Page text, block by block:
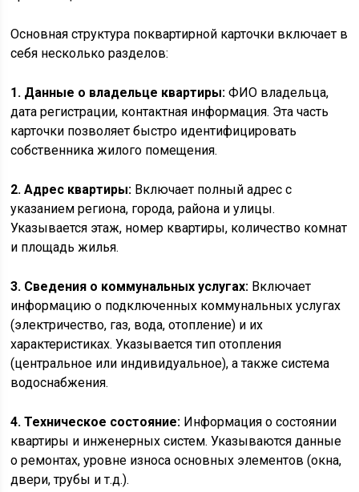
Основная структура поквартирной карточки включает в
себя несколько разделов:
1. Данные о владельце квартиры: ФИО владельца,
дата регистрации, контактная информация. Эта часть
карточки позволяет быстро идентифицировать
собственника жилого помещения.
2. Адрес квартиры: Включает полный адрес с
указанием региона, города, района и улицы.
Указывается этаж, номер квартиры, количество комнат
и площадь жилья.
3. Сведения о коммунальных услугах: Включает
информацию о подключенных коммунальных услугах
(электричество, газ, вода, отопление) и их
характеристиках. Указывается тип отопления
(центральное или индивидуальное), а также система
водоснабжения.
4. Техническое состояние: Информация о состоянии
квартиры и инженерных систем. Указываются данные
о ремонтах, уровне износа основных элементов (окна,
двери, трубы и т.д.).